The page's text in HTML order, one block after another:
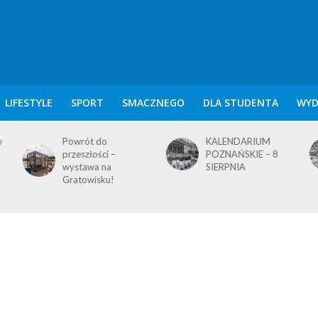
LIFESTYLE SPORT SMACZNEGO DLA STUDENTA
KALENDARIUM
POZNAŃSKIE – 8
SIERPNIA
KALENDARIUM
POZNAŃSKIE – 7
SIERPNIA